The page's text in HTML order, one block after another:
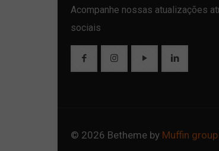
Acompanhe nossas atualizações
sociais
© 2026 Betheme by Muffin group